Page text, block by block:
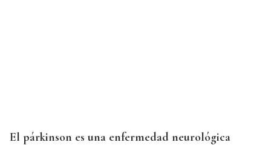
El párkinson es una enfermedad neurológica